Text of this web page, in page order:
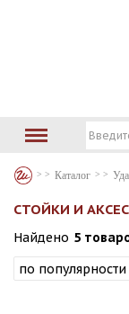
Каталог
СТОЙКИ И
Найдено 5